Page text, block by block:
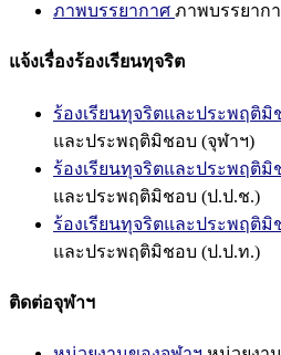
ภาพบรรยากาศ ภาพบรรยาก
แจ้งเรื่องร้องเรียนทุจริต
ร้องเรียนทุจริตและประพฤติมิ
และประพฤติมิชอบ (จุฬาฯ)
ร้องเรียนทุจริตและประพฤติมิ
และประพฤติมิชอบ (ป.ป.ช.)
ร้องเรียนทุจริตและประพฤติมิ
และประพฤติมิชอบ (ป.ป.ท.)
ติดต่อจุฬาฯ